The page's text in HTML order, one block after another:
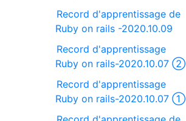
Record d'apprentissage de
Ruby on rails -2020.10.09
Record d'apprentissage
Ruby on rails-2020.10.07 ②
Record d'apprentissage
Ruby on rails-2020.10.07 ①